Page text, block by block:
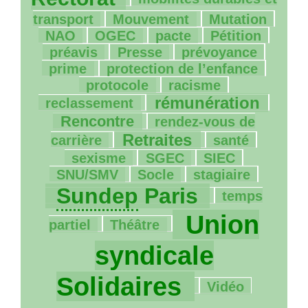
transport
66/1251 Mouvement
33/1251 Mutation
5/1251
NAO
58/1251 OGEC
70/1251 pacte
235/1251 Pétition
143/1251
préavis
22/1251 Presse
91/1251 prévoyance
107/1251
prime
73/1251 protection de l’enfance
5/1251
protocole
racisme
reclassement
468/1251 rémunération
295/1251
Rencontre
57/1251
rendez-vous de
carrière
485/1251 Retraites
155/1251 santé
191/1251
sexisme
10/1251 SGEC
26/1251 SIEC
98/1251
SNU/SMV
10/1251 Socle
69/1251 stagiaire
911/1251
Sundep Paris
21/1251
temps
partiel
25/1251
Théâtre
1251/1251
Union
syndicale
Solidaires
63/1251
Vidéo